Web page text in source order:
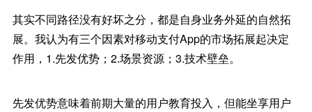
其实不同路径没有好坏之分，都是自身业务外延的自然拓
展。我认为有三个因素对移动支付App的市场拓展起决定
作用，1.先发优势；2.场景资源；3.技术壁垒。
先发优势意味着前期大量的用户教育投入，但能坐享用户